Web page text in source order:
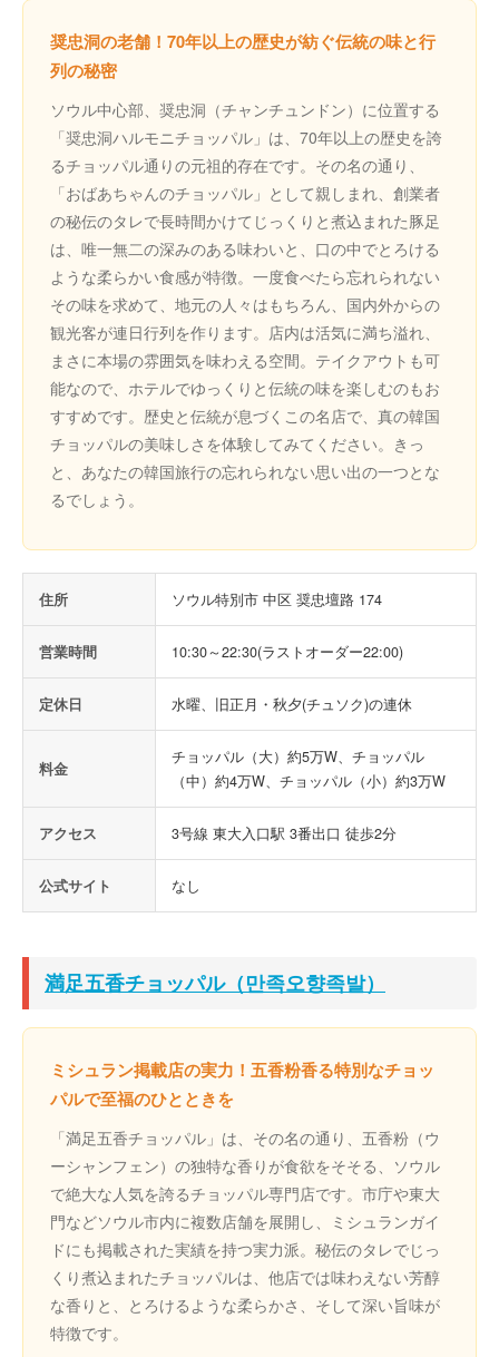
奨忠洞の老舗！70年以上の歴史が紡ぐ伝統の味と行
列の秘密
ソウル中心部、奨忠洞（チャンチュンドン）に位置する
「奨忠洞ハルモニチョッパル」は、70年以上の歴史を誇
るチョッパル通りの元祖的存在です。その名の通り、
「おばあちゃんのチョッパル」として親しまれ、創業者
の秘伝のタレで長時間かけてじっくりと煮込まれた豚足
は、唯一無二の深みのある味わいと、口の中でとろける
ような柔らかい食感が特徴。一度食べたら忘れられない
その味を求めて、地元の人々はもちろん、国内外からの
観光客が連日行列を作ります。店内は活気に満ち溢れ、
まさに本場の雰囲気を味わえる空間。テイクアウトも可
能なので、ホテルでゆっくりと伝統の味を楽しむのもお
すすめです。歴史と伝統が息づくこの名店で、真の韓国
チョッパルの美味しさを体験してみてください。きっ
と、あなたの韓国旅行の忘れられない思い出の一つとな
るでしょう。
住所 ソウル特別市 中区 奨忠壇路 174
営業時間 10:30～22:30(ラストオーダー22:00)
定休日 水曜、旧正月・秋夕(チュソク)の連休
料金
チョッパル（大）約5万W、チョッパル
（中）約4万W、チョッパル（小）約3万W
アクセス 3号線 東大入口駅 3番出口 徒歩2分
公式サイト なし
満足五香チョッパル（만족오향족발）
ミシュラン掲載店の実力！五香粉香る特別なチョッ
パルで至福のひとときを
「満足五香チョッパル」は、その名の通り、五香粉（ウ
ーシャンフェン）の独特な香りが食欲をそそる、ソウル
で絶大な人気を誇るチョッパル専門店です。市庁や東大
門などソウル市内に複数店舗を展開し、ミシュランガイ
ドにも掲載された実績を持つ実力派。秘伝のタレでじっ
くり煮込まれたチョッパルは、他店では味わえない芳醇
な香りと、とろけるような柔らかさ、そして深い旨味が
特徴です。